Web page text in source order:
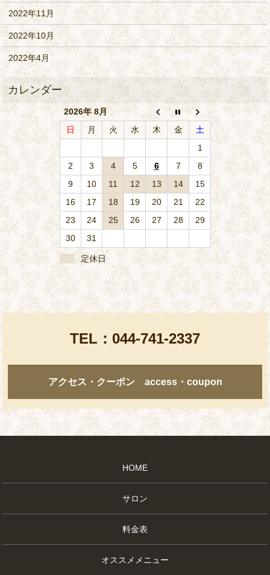
2022年11月
2022年10月
2022年4月
2026年 8月
日
月 火 水 木 金
土
1
2
3 4 5 6 7
8
9
10 11 12 13 14
15
16
17 18 19 20 21
22
23
24 25 26 27 28
29
30
31
定休日
TEL： 044-741-2337
アクセス・クーポン access・coupon
HOME
サロン
料金表
オススメメニュー